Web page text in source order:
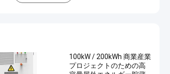
100kW / 200kWh 商業産業
プロジェクトのための高